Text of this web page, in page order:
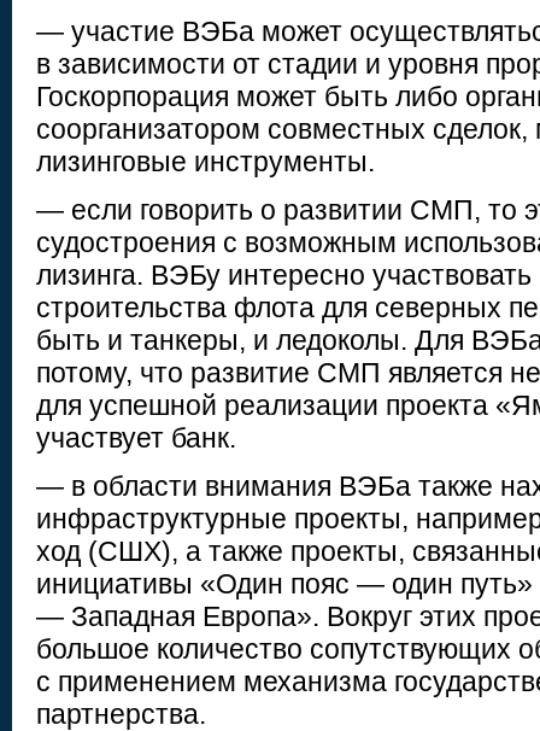
— участие ВЭБа может
в зависимости от стадии и уровня
Госкорпорация может быть либо
соорганизатором совместных
лизинговые инструменты.
— если говорить о развитии СМП, то
судостроения с возможным
лизинга. ВЭБу интересно
строительства флота для северных
быть и танкеры, и ледоколы. Для
потому, что развитие СМП является
для успешной реализации проекта
участвует банк.
— в области внимания ВЭБа также
инфраструктурные проекты,
ход (СШХ), а также проекты,
инициативы «Один пояс — один путь»
— Западная Европа». Вокруг этих
большое количество сопутствующих
с применением механизма
партнерства.